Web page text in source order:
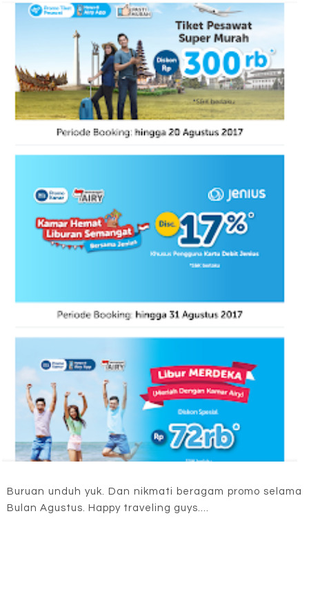
Buruan unduh yuk. Dan nikmati beragam promo selama
Bulan Agustus. Happy traveling guys....